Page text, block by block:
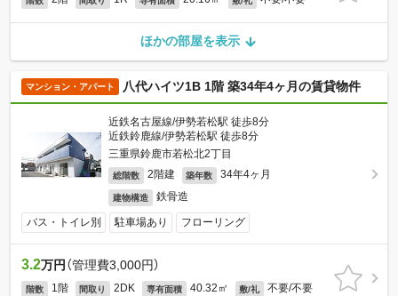
ほかの部屋を表示
マンション・アパート 八代ハイツ1B 1階 築34年4ヶ月の賃貸物件
近鉄名古屋線/伊勢若松駅 徒歩8分
近鉄鈴鹿線/伊勢若松駅 徒歩8分
三重県鈴鹿市若松北2丁目
総階数 2階建 築年数 34年4ヶ月
建物構造 鉄骨造
バス・トイレ別 駐車場あり フローリング
3.2万円 （管理費3,000円）
階数 1階 間取り 2DK 専有面積 40.32㎡ 敷/礼 不要/不要